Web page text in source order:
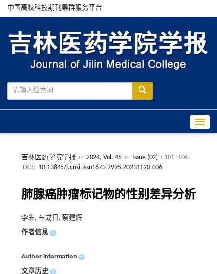
中国高校科技期刊集群服务平台
吉林医药学院学报 ›› 2024, Vol. 45 ›› Issue (02) : 101 -104.
DOI: 10.13845/j.cnki.issn1673-2995.20231120.006
肺腺癌肿瘤标记物的性别差异分析
李犇, 车成日, 蔡建辉
作者信息 +
Author information +
文章历史 +